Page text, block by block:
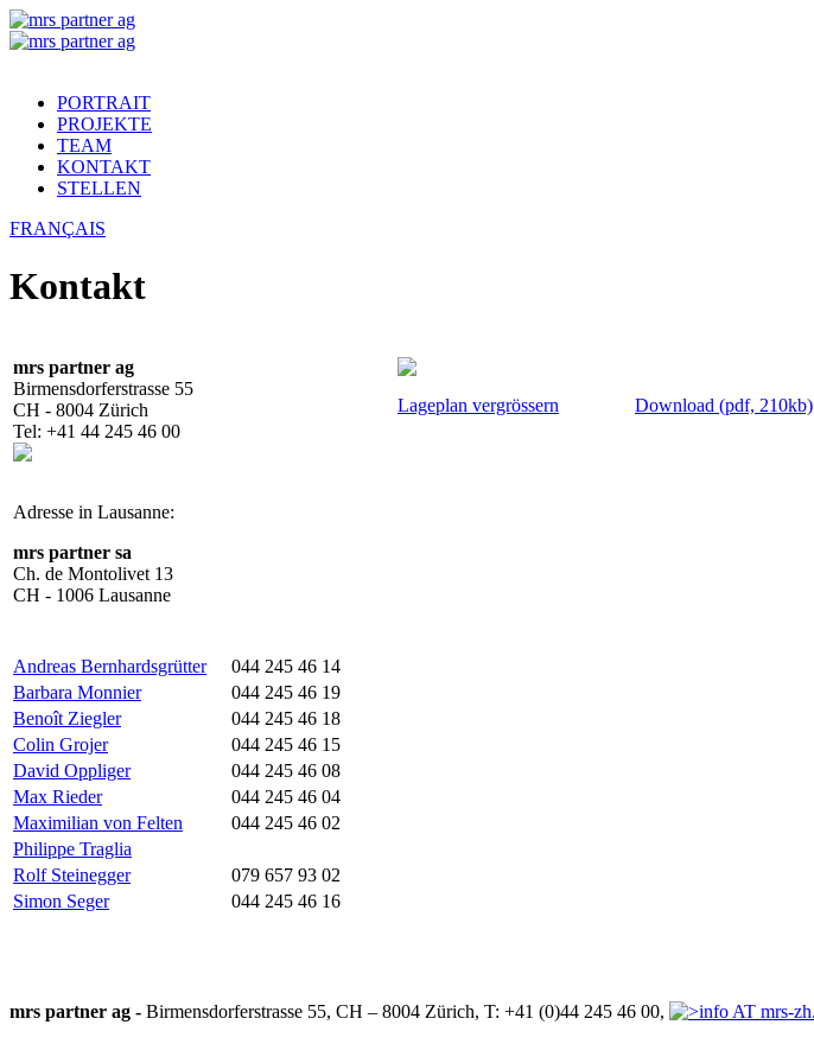
PORTRAIT
PROJEKTE
TEAM
KONTAKT
STELLEN
FRANÇAIS
Kontakt
mrs partner ag
Birmensdorferstrasse 55
CH - 8004 Zürich
Tel: +41 44 245 46 00
Adresse in Lausanne:
mrs partner sa
Ch. de Montolivet 13
CH - 1006 Lausanne
Lageplan vergrössern Download (pdf, 210kb)
Andreas Bernhardsgrütter
044 245 46 14
Barbara Monnier
044 245 46 19
Benoît Ziegler
044 245 46 18
Colin Grojer
044 245 46 15
David Oppliger
044 245 46 08
Max Rieder
044 245 46 04
Maximilian von Felten
044 245 46 02
Philippe Traglia
Rolf Steinegger
079 657 93 02
Simon Seger
044 245 46 16
mrs partner ag - Birmensdorferstrasse 55, CH – 8004 Zürich, T: +41 (0)44 245 46 00,